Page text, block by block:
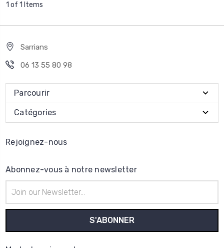
1 of 1 Items
Sarrians
06 13 55 80 98
Parcourir
Catégories
Rejoignez-nous
Abonnez-vous à notre newsletter
e-
mail